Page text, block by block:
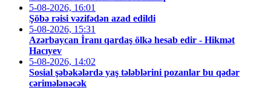
5-08-2026, 16:01
Şöbə rəisi vəzifədən azad edildi
5-08-2026, 15:31
Azərbaycan İranı qardaş ölkə hesab edir - Hikmət
Hacıyev
5-08-2026, 14:02
Sosial şəbəkələrdə yaş tələblərini pozanlar bu qədər
cərimələnəcək